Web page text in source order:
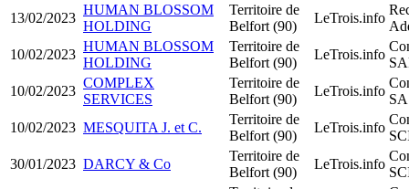
13/02/2023
HUMAN BLOSSOM
HOLDING
Territoire de
Belfort (90)
LeTrois.info
10/02/2023
HUMAN BLOSSOM
HOLDING
Territoire de
Belfort (90)
LeTrois.info
10/02/2023
COMPLEX
SERVICES
Territoire de
Belfort (90)
LeTrois.info
10/02/2023 MESQUITA J. et C.
Territoire de
Belfort (90)
LeTrois.info
30/01/2023 DARCY & Co
Territoire de
Belfort (90)
LeTrois.info